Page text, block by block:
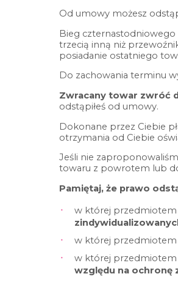
Od umowy możesz
Bieg
trzecią inną niż
posiadanie ostatniego
Do zachowania terminu
Zwracany towar zwróć
odstąpiłeś od umowy.
Dokonane przez Ciebie
otrzymania od Ciebie
Jeśli nie
towaru z powrotem lub
Pamiętaj, że prawo
w której przedmiotem
w której przedmiotem
w której przedmiotem
względu na ochronę